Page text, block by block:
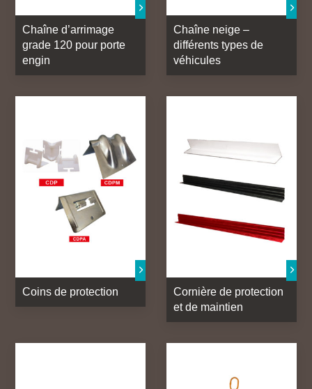
Chaîne d’arrimage
grade 120 pour porte
engin
Chaîne neige –
différents types de
véhicules
Coins de protection
Cornière de protection
et de maintien